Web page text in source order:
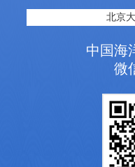
北京
中国海
微